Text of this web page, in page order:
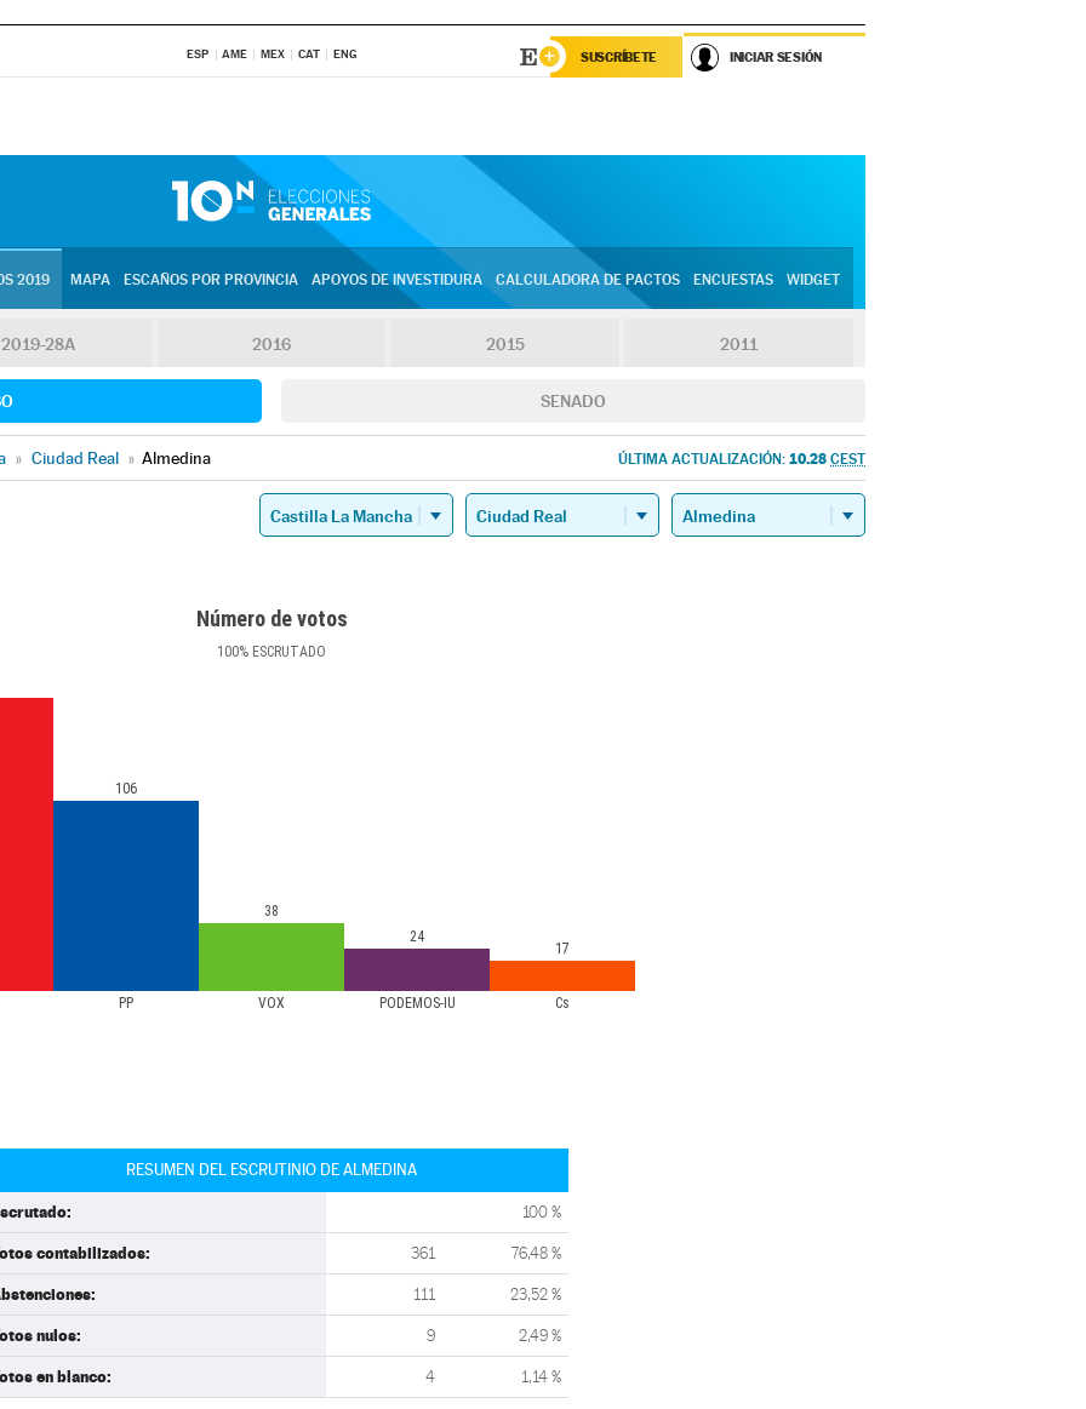
ESP AME MEX CAT ENG SUSCRÍBETE INICIAR SESIÓN
2019 MAPA ESCAÑOS POR PROVINCIA APOYOS DE INVESTIDURA CALCULADORA DE PACTOS ENCUESTAS WIDGET
2019-28A 2016 2015 2011
SENADO
» Ciudad Real » Almedina ÚLTIMA ACTUALIZACIÓN: 10.28 CEST
Número de votos
100% ESCRUTADO
PP VOX PODEMOS-IU Cs
106
38
24
17
RESUMEN DEL ESCRUTINIO DE ALMEDINA
100 %
contabilizados: 361 76,48 %
111 23,52 %
nulos: 9 2,49 %
en blanco: 4 1,14 %